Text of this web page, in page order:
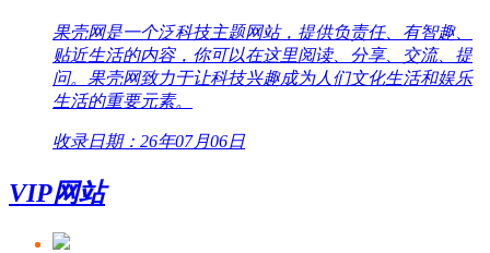
果壳网是一个泛科技主题网站，提供负责任、有智趣、
贴近生活的内容，你可以在这里阅读、分享、交流、提
问。果壳网致力于让科技兴趣成为人们文化生活和娱乐
生活的重要元素。
收录日期：26年07月06日
VIP网站